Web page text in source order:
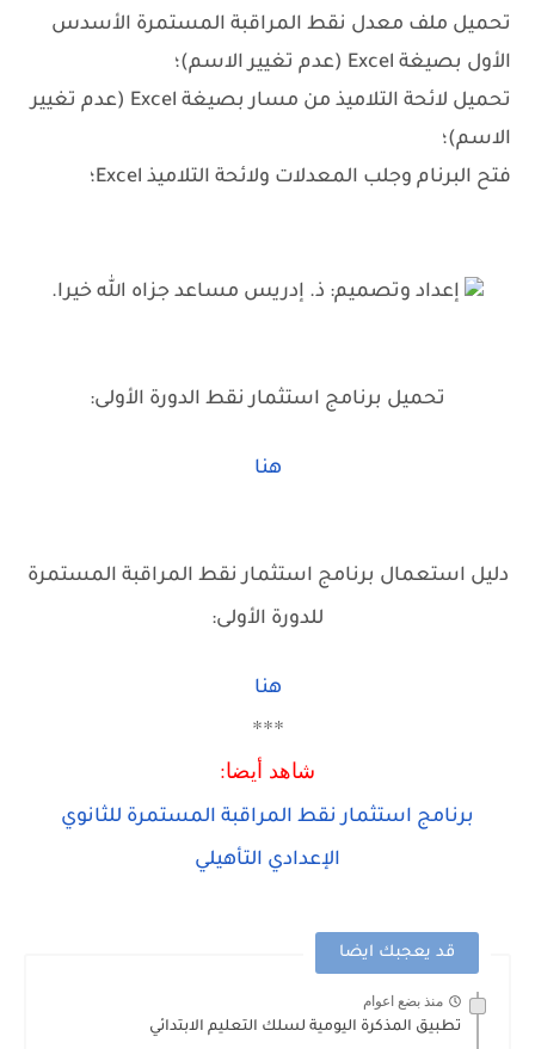
تحميل ملف معدل نقط المراقبة المستمرة الأسدس
الأول بصيغة Excel (عدم تغيير الاسم)؛
تحميل لائحة التلاميذ من مسار بصيغة Excel (عدم تغيير
الاسم)؛
فتح البرنام وجلب المعدلات ولائحة التلاميذ Excel؛
إعداد وتصميم: ذ. إدريس مساعد جزاه الله خيرا.
تحميل برنامج استثمار نقط الدورة الأولى:
هنا
دليل استعمال برنامج استثمار نقط المراقبة المستمرة
للدورة الأولى:
هنا
***
شاهد أيضا:
برنامج استثمار نقط المراقبة المستمرة للثانوي
الإعدادي التأهيلي
قد يعجبك ايضا
منذ بضع اعوام
تطبيق المذكرة اليومية لسلك التعليم الابتدائي